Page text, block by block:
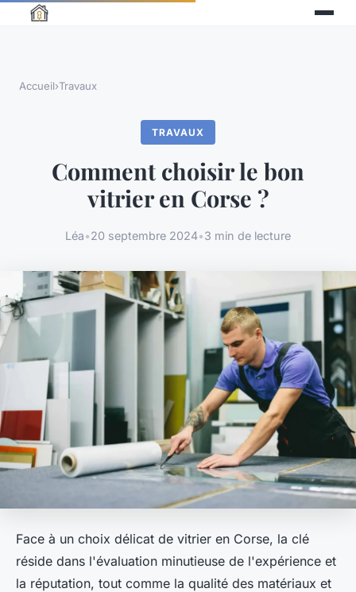
Accueil›Travaux
TRAVAUX
Comment choisir le bon
vitrier en Corse ?
Léa•20 septembre 2024•3 min de lecture
Face à un choix délicat de vitrier en Corse, la clé
réside dans l'évaluation minutieuse de l'expérience et
la réputation, tout comme la qualité des matériaux et